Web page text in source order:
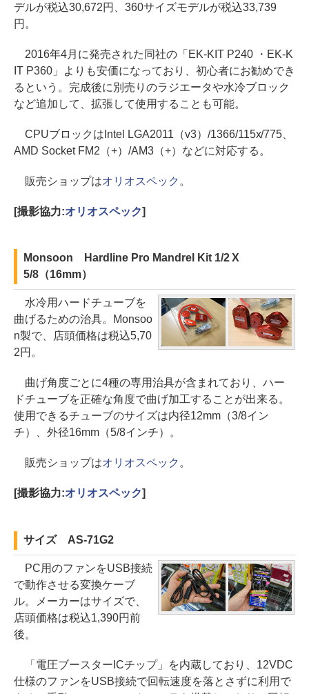
デルが税込30,672円、360サイズモデルが税込33,739
円。
2016年4月に発売された同社の「EK-KIT P240 ・EK-K
IT P360」よりも安価になっており、初心者にお勧めでき
るという。完成後に別売りのラジエータや水冷ブロック
など追加して、拡張して使用することも可能。
CPUブロックはIntel LGA2011（v3）/1366/115x/775、
AMD Socket FM2（+）/AM3（+）などに対応する。
販売ショップはオリオスペック 。
[撮影協力:オリオスペック]
Monsoon Hardline Pro Mandrel Kit 1/2 X
5/8（16mm）
水冷用ハードチューブを
曲げるための治具。Monsoo
n製で、店頭価格は税込5,70
2円。
曲げ角度ごとに4種の専用治具が含まれており、ハー
ドチューブを正確な角度で曲げ加工することが出来る。
使用できるチューブのサイズは内径12mm（3/8イン
チ）、外径16mm（5/8インチ）。
販売ショップはオリオスペック 。
[撮影協力:オリオスペック]
サイズ AS-71G2
PC用のファンをUSB接続
で動作させる変換ケーブ
ル。メーカーはサイズで、
店頭価格は税込1,390円前
後。
「電圧ブースターICチップ」を内蔵しており、12VDC
仕様のファンをUSB接続で回転速度を落とさずに利用で